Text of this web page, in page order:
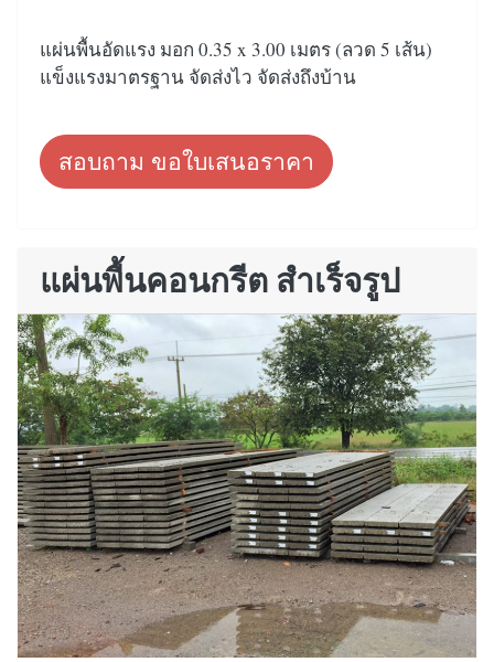
แผ่นพื้นอัดแรง มอก 0.35 x 3.00 เมตร (ลวด 5 เส้น)
แข็งแรงมาตรฐาน จัดส่งไว จัดส่งถึงบ้าน
สอบถาม ขอใบเสนอราคา
แผ่นพื้นคอนกรีต สำเร็จรูป